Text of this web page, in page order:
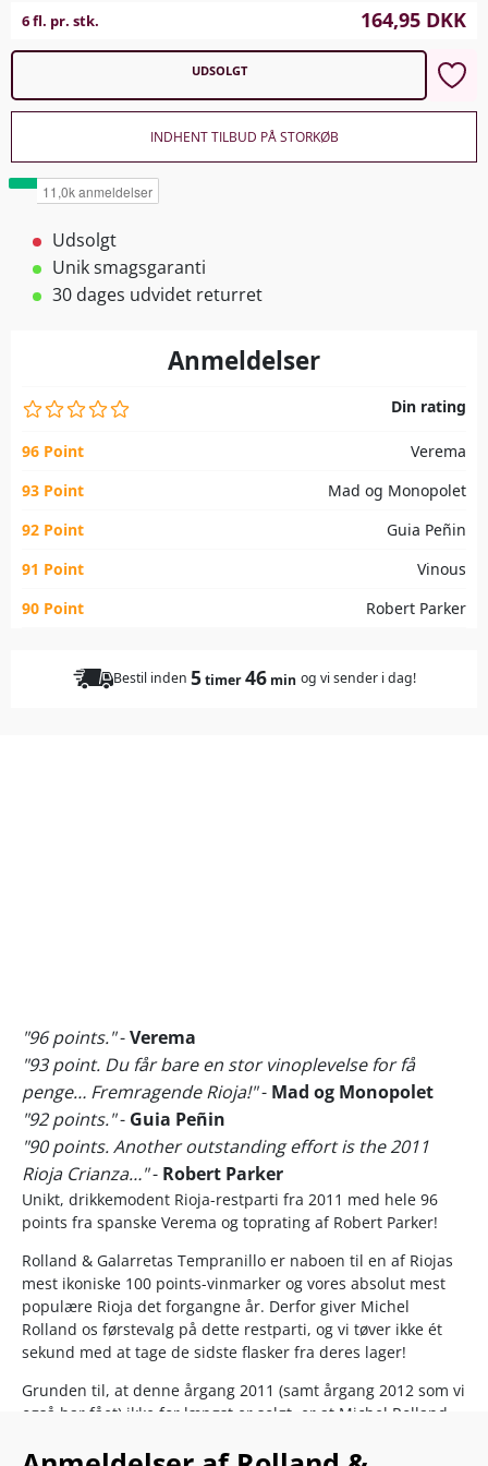
6 fl. pr. stk. 164,95 DKK
UDSOLGT
INDHENT TILBUD PÅ STORKØB
Udsolgt
Unik smagsgaranti
30 dages udvidet returret
Anmeldelser
Din rating
96 Point
Verema
93 Point
Mad og Monopolet
92 Point
Guia Peñin
91 Point
Vinous
90 Point
Robert Parker
Bestil inden 5timer46 min og vi sender i dag!
"96 points."-Verema
"93 point. Du får bare en stor vinoplevelse for få
penge… Fremragende Rioja!"- Mad og Monopolet
"92 points."- Guia Peñin
"90 points. Another outstanding effort is the 2011
Rioja Crianza…"- Robert Parker
Unikt, drikkemodent Rioja-restparti fra 2011 med hele 96
points fra spanske Verema og toprating af Robert Parker!
Rolland & Galarretas Tempranillo er naboen til en af Riojas
mest ikoniske 100 points-vinmarker og vores absolut mest
populære Rioja det forgangne år. Derfor giver Michel
Rolland os førstevalg på dette restparti, og vi tøver ikke ét
sekund med at tage de sidste flasker fra deres lager!
Grunden til, at denne årgang 2011 (samt årgang 2012 som vi
også har fået) ikke for længst er solgt, er at Michel Rolland
lille antal flasker tilbage for at vise, hvor flotte de ville blive